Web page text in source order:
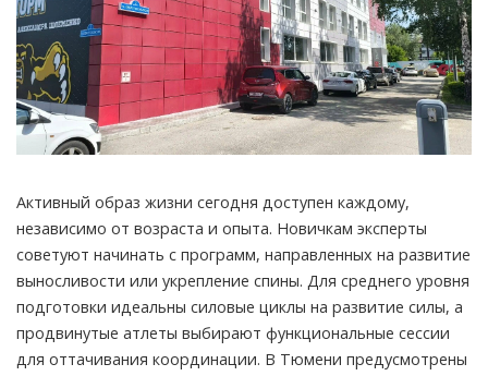
Активный образ жизни сегодня доступен каждому,
независимо от возраста и опыта. Новичкам эксперты
советуют начинать с программ, направленных на развитие
выносливости или укрепление спины. Для среднего уровня
подготовки идеальны силовые циклы на развитие силы, а
продвинутые атлеты выбирают функциональные сессии
для оттачивания координации. В Тюмени предусмотрены